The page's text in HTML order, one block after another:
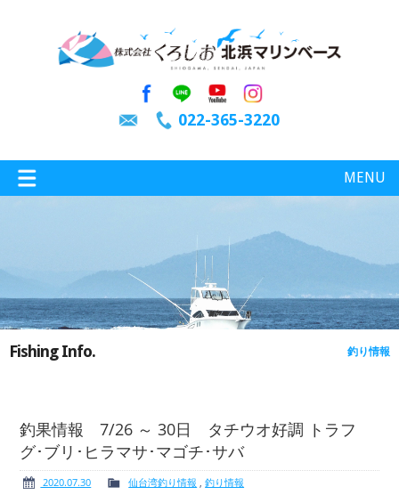
022-365-3220
MENU
特選情報
ボート免許
Fishing Info. 釣り情報
釣果情報 7/26 ～ 30日 タチウオ好調 トラフ
グ･ブリ･ヒラマサ･マゴチ･サバ
2020.07.30 仙台湾釣り情報 ,釣り情報